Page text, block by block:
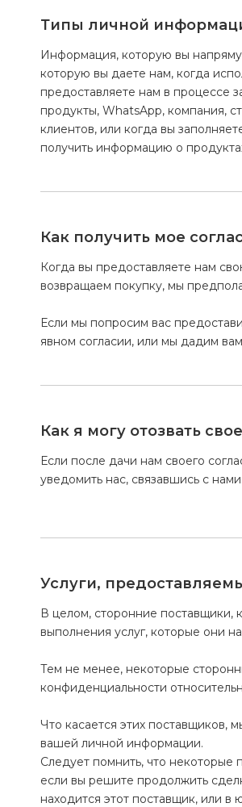
Типы личной
Информация, которую вы
которую вы даете нам, когда
предоставляете нам в процессе
продукты, WhatsApp, компания,
клиентов, или когда вы
получить информацию о
Как получить мое
Когда вы предоставляете нам
возвращаем покупку, мы
Если мы попросим вас
явном согласии, или мы дадим
Как я могу отозвать
Если после дачи нам своего
уведомить нас, связавшись с нами.
Услуги,
В целом, сторонние поставщики,
выполнения услуг, которые они
Тем не менее, некоторые
конфиденциальности
Что касается этих поставщиков,
вашей личной информации.
Следует помнить, что
если вы решите продолжить
находится этот поставщик, или